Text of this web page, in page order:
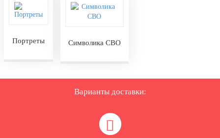
Портреты Символика СВО
Варианты доставки: